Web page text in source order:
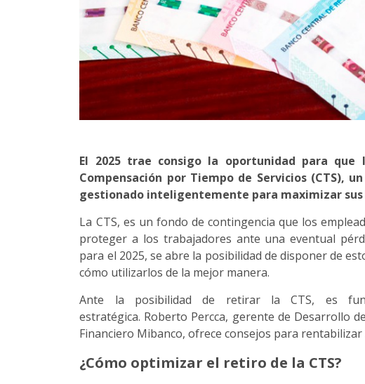
El 2025 trae consigo la oportunidad para que
Compensación por Tiempo de Servicios (CTS),
gestionado inteligentemente para maximizar sus
La CTS, es un fondo de contingencia que los
proteger a los trabajadores ante una eventual
para el 2025, se abre la posibilidad de disponer de
cómo utilizarlos de la mejor manera.
Ante la posibilidad de retirar la CTS, es
estratégica. Roberto Percca, gerente de Desarrollo
Financiero Mibanco, ofrece consejos para
¿Cómo optimizar el retiro de la CTS?